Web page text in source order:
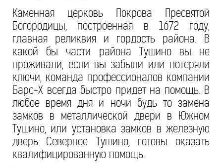
Каменная церковь Покрова Пресвятой
Богородицы, построенная в 1672 году,
главная реликвия и гордость района. В
какой бы части района Тушино вы не
проживали, если вы забыли или потеряли
ключи, команда профессионалов компании
Барс-Х всегда быстро придет на помощь. В
любое время дня и ночи будь то замена
замков в металлической двери в Южном
Тушино, или установка замков в железную
дверь Северное Тушино, готовы оказать
квалифицированную помощь.